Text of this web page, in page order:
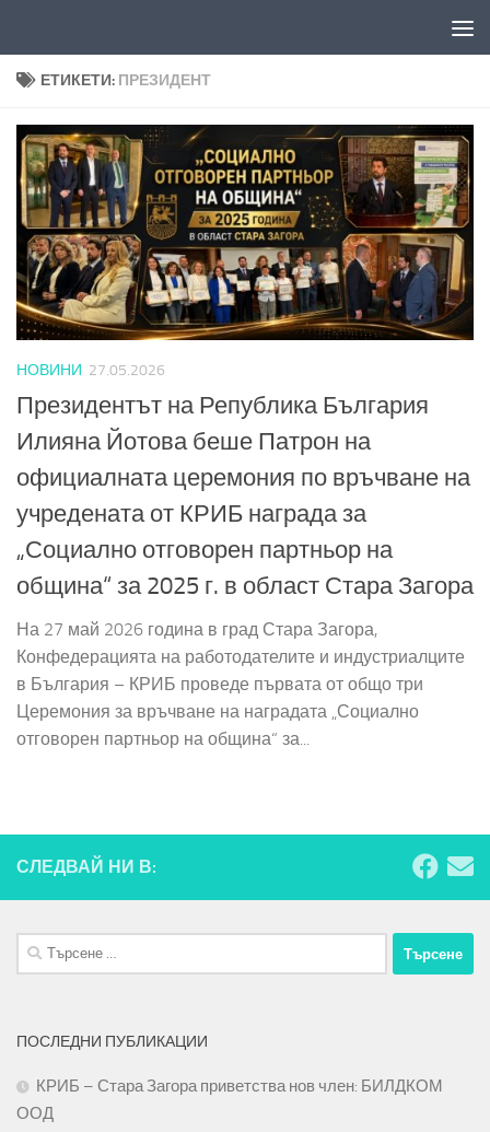
ЕТИКЕТИ: ПРЕЗИДЕНТ
НОВИНИ 27.05.2026
Президентът на Република България
Илияна Йотова беше Патрон на
официалната церемония по връчване на
учредената от КРИБ награда за
„Социално отговорен партньор на
община“ за 2025 г. в област Стара Загора
На 27 май 2026 година в град Стара Загора,
Конфедерацията на работодателите и индустриалците
в България – КРИБ проведе първата от общо три
Церемония за връчване на наградата „Социално
отговорен партньор на община“ за...
СЛЕДВАЙ НИ В:
Търсене
за:
ПОСЛЕДНИ ПУБЛИКАЦИИ
КРИБ – Стара Загора приветства нов член: БИЛДКОМ
ООД